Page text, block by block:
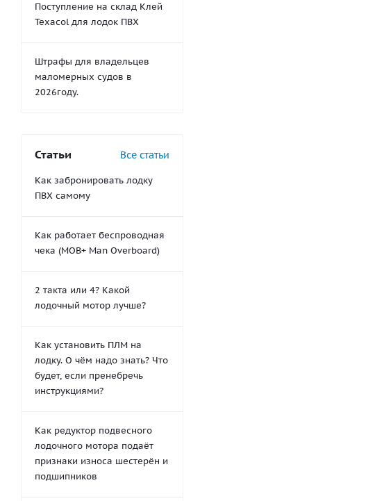
Поступление на склад Клей
Texacol для лодок ПВХ
Штрафы для владельцев
маломерных судов в
2026году.
Статьи Все статьи
Как забронировать лодку
ПВХ самому
Как работает беспроводная
чека (MOB+ Man Overboard)
2 такта или 4? Какой
лодочный мотор лучше?
Как установить ПЛМ на
лодку. О чём надо знать? Что
будет, если пренебречь
инструкциями?
Как редуктор подвесного
лодочного мотора подаёт
признаки износа шестерён и
подшипников